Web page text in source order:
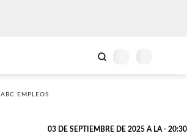
ABC EMPLEOS
03 DE SEPTIEMBRE DE 2025 A LA - 20:30